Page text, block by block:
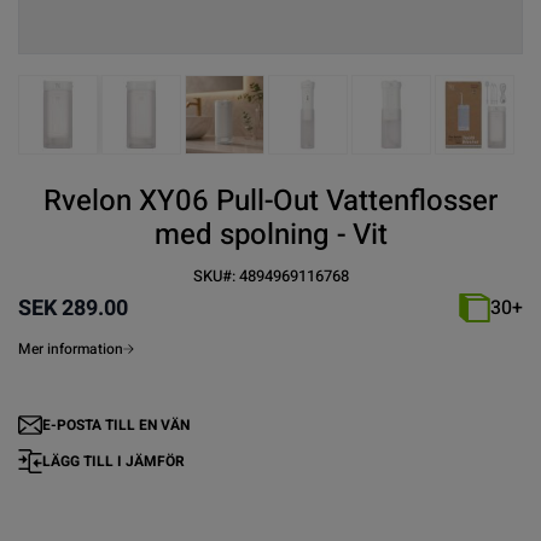
View larger imageView larger imageView larger imageView larger image
View largerView
Rvelon XY06 Pull-Out Vattenflosser
med spolning - Vit
SKU#:4894969116768
SEK 289.00 30+
Mer information
E-POSTA TILL EN VÄN
LÄGG TILL I JÄMFÖR